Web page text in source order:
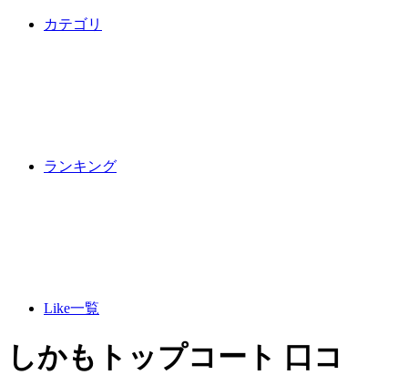
カテゴリ
ランキング
Like一覧
しかもトップコート 口コ